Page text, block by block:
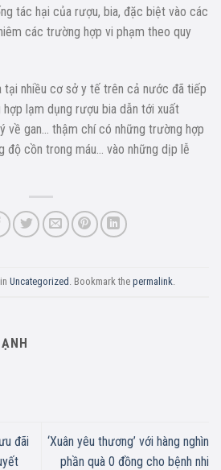
tác hại của rượu, bia, đặc biệt vào các
các trường hợp vi phạm theo quy
tại nhiều cơ sở y tế trên cả nước đã tiếp
lạm dụng rượu bia dẫn tới xuất
về gan… thậm chí có những trường hợp
độ cồn trong máu… vào những dịp lễ
Uncategorized . Bookmark the permalink
đãi
‘Xuân yêu thương’ với hàng nghìn
phần quà 0 đồng cho bệnh nhi